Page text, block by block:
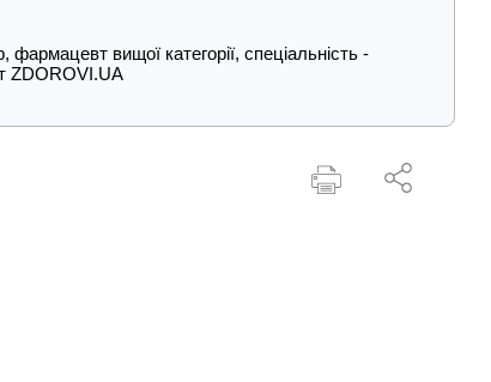
фармацевт вищої категорії, спеціальність -
ZDOROVI.UA